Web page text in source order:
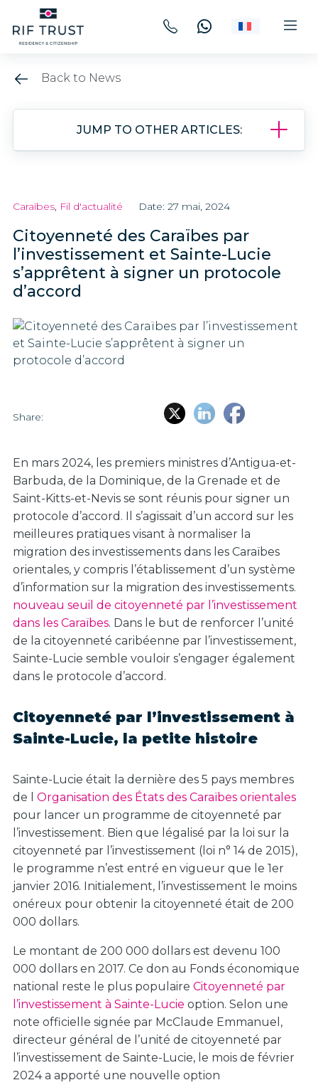
Back to News
JUMP TO OTHER ARTICLES:
Caraïbes, Fil d'actualité Date: 27 mai, 2024
Citoyenneté des Caraïbes par
l’investissement et Sainte-Lucie
s’apprêtent à signer un protocole
d’accord
Share:
En mars 2024, les premiers ministres d’Antigua-et-
Barbuda, de la Dominique, de la Grenade et de
Saint-Kitts-et-Nevis se sont réunis pour signer un
protocole d’accord. Il s’agissait d’un accord sur les
meilleures pratiques visant à normaliser la
migration des investissements dans les Caraïbes
orientales, y compris l’établissement d’un système
d’information sur la migration des investissements.
nouveau seuil de citoyenneté par l’investissement
dans les Caraïbes. Dans le but de renforcer l’unité
de la citoyenneté caribéenne par l’investissement,
Sainte-Lucie semble vouloir s’engager également
dans le protocole d’accord.
Citoyenneté par l’investissement à
Sainte-Lucie, la petite histoire
Sainte-Lucie était la dernière des 5 pays membres
de l
Organisation des États des Caraïbes orientales
pour lancer un programme de citoyenneté par
l’investissement. Bien que légalisé par la loi sur la
citoyenneté par l’investissement (loi n° 14 de 2015),
le programme n’est entré en vigueur que le 1er
janvier 2016. Initialement, l’investissement le moins
onéreux pour obtenir la citoyenneté était de 200
000 dollars.
Le montant de 200 000 dollars est devenu 100
000 dollars en 2017. Ce don au Fonds économique
national reste le plus populaire Citoyenneté par
l’investissement à Sainte-Lucie option. Selon une
note officielle signée par McClaude Emmanuel,
directeur général de l’unité de citoyenneté par
l’investissement de Sainte-Lucie, le mois de février
2024 a apporté une nouvelle option